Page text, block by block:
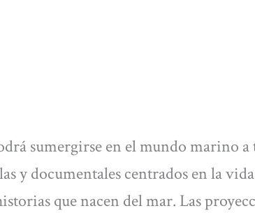
sumergirse en el mundo marino a
y documentales centrados en la
que nacen del mar. Las